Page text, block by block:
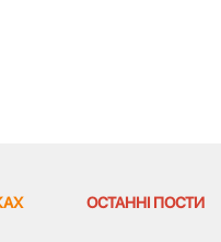
ОСТАННІ ПОСТИ